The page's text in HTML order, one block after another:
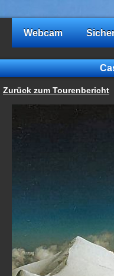
Webcam
Zurück zum Tourenbericht